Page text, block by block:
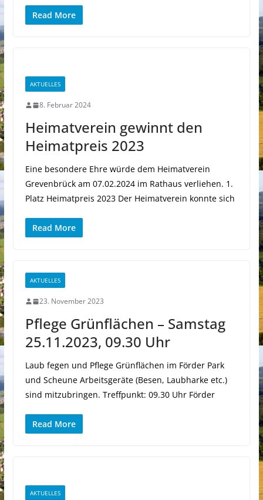
Read More
AKTUELLES
8. Februar 2024
Heimatverein gewinnt den
Heimatpreis 2023
Eine besondere Ehre würde dem Heimatverein
Grevenbrück am 07.02.2024 im Rathaus verliehen. 1.
Platz Heimatpreis 2023 Der Heimatverein konnte sich
Read More
AKTUELLES
23. November 2023
Pflege Grünflächen – Samstag
25.11.2023, 09.30 Uhr
Laub fegen und Pflege Grünflächen im Förder Park
und Scheune Arbeitsgeräte (Besen, Laubharke etc.)
sind mitzubringen. Treffpunkt: 09.30 Uhr Förder
Read More
AKTUELLES